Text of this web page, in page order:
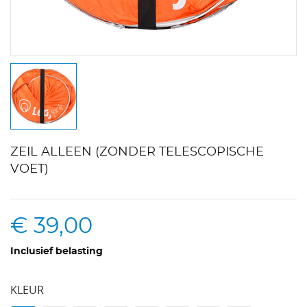
ZEIL ALLEEN (ZONDER TELESCOPISCHE
VOET)
€ 39,00
Inclusief belasting
KLEUR